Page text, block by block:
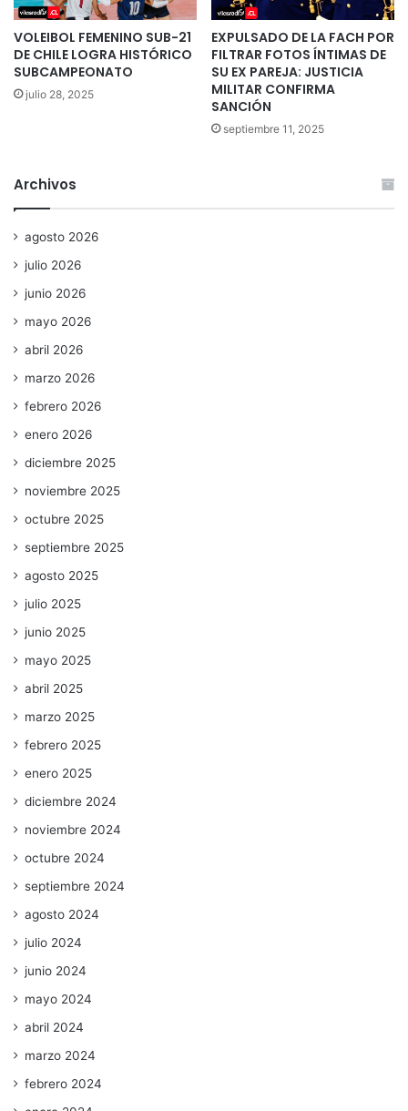
VOLEIBOL FEMENINO SUB-21
DE CHILE LOGRA HISTÓRICO
SUBCAMPEONATO
julio 28, 2025
EXPULSADO DE LA FACH POR
FILTRAR FOTOS ÍNTIMAS DE
SU EX PAREJA: JUSTICIA
MILITAR CONFIRMA
SANCIÓN
septiembre 11, 2025
Archivos
agosto 2026
julio 2026
junio 2026
mayo 2026
abril 2026
marzo 2026
febrero 2026
enero 2026
diciembre 2025
noviembre 2025
octubre 2025
septiembre 2025
agosto 2025
julio 2025
junio 2025
mayo 2025
abril 2025
marzo 2025
febrero 2025
enero 2025
diciembre 2024
noviembre 2024
octubre 2024
septiembre 2024
agosto 2024
julio 2024
junio 2024
mayo 2024
abril 2024
marzo 2024
febrero 2024